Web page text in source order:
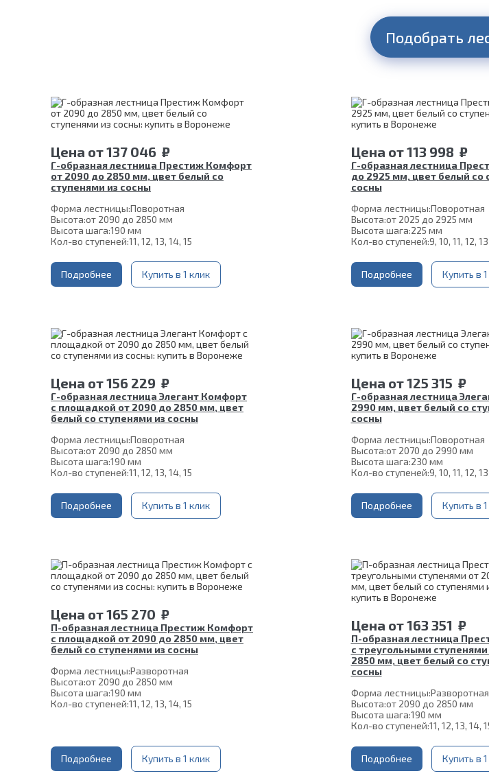
Подобрать
Цена от137 046 ₽
Г-образная лестница Престиж Комфорт
от 2090 до 2850 мм, цвет белый со
ступенями из сосны
Форма лестницы:Поворотная
Высота:от 2090 до 2850 мм
Высота шага:190 мм
Кол-во ступеней:11, 12, 13, 14, 15
Глубина ступени:
300 мм
Ширина марша:
900 мм
Материал каркаса:Сталь
Угол наклона:
Срок гарантии (на металлокаркас):25 лет
Подробнее Купить в 1 клик
Цена от113 998 ₽
Г-образная лестница
до 2925 мм, цвет белый со
сосны
Форма лестницы:Поворотная
Высота:от 2025 до 2925 мм
Высота шага:225 мм
Кол-во ступеней:9, 10, 11, 12, 13
Глубина ступени:
300 мм
Ширина марша:
900 мм
Материал каркаса:Сталь
Угол наклона:
Срок гарантии (на
Подробнее Купить в
Цена от156 229 ₽
Г-образная лестница Элегант Комфорт
с площадкой от 2090 до 2850 мм, цвет
белый со ступенями из сосны
Форма лестницы:Поворотная
Высота:от 2090 до 2850 мм
Высота шага:190 мм
Кол-во ступеней:11, 12, 13, 14, 15
Глубина ступени:
300 мм
Ширина марша:
900 мм
Материал каркаса:Сталь
Угол наклона:
Срок гарантии (на металлокаркас):25 лет
Подробнее Купить в 1 клик
Цена от125 315 ₽
Г-образная лестница
2990 мм, цвет белый со
сосны
Форма лестницы:Поворотная
Высота:от 2070 до 2990 мм
Высота шага:230 мм
Кол-во ступеней:9, 10, 11, 12, 13
Глубина ступени:
300 мм
Ширина марша:
900 мм
Материал каркаса:Сталь
Угол наклона:
Срок гарантии (на
Подробнее Купить в
Цена от165 270 ₽
П-образная лестница Престиж Комфорт
с площадкой от 2090 до 2850 мм, цвет
белый со ступенями из сосны
Форма лестницы:Разворотная
Высота:от 2090 до 2850 мм
Высота шага:190 мм
Кол-во ступеней:11, 12, 13, 14, 15
Конструкция:На монокосоуре
Материал ступеней:Сосна
Толщина ступени:40 мм
Подробнее Купить в 1 клик
Цена от163 351 ₽
П-образная лестница
с треугольными
2850 мм, цвет белый со
сосны
Форма лестницы:Разворотная
Высота:от 2090 до 2850 мм
Высота шага:190 мм
Кол-во ступеней:11, 12, 13, 14,
Глубина ступени:
300 мм
Материал каркаса:
Сталь
Материал ступеней:Сосна
Подробнее Купить в